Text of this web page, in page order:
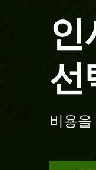
인
선
비용을